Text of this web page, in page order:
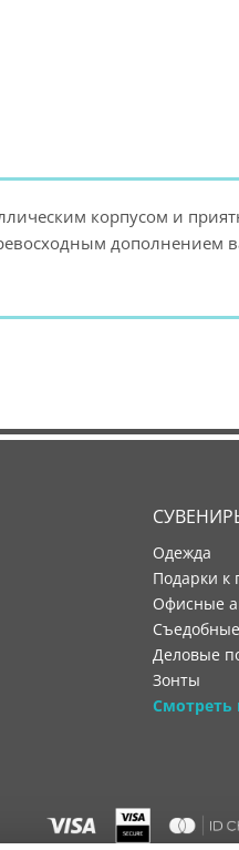
корпусом и
дополнением
Одежда
Подарки
Офисные
Деловые
Зонты
Смотреть